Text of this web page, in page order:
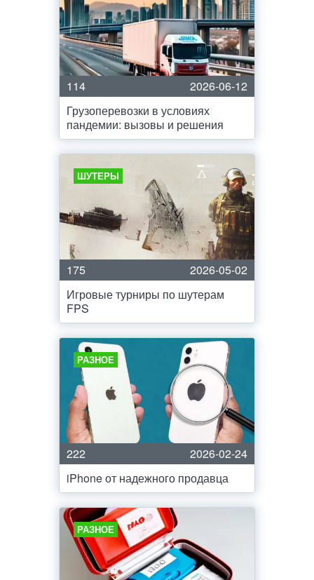
114
2026-06-12
Грузоперевозки в условиях
пандемии: вызовы и решения
ШУТЕРЫ
175
2026-05-02
Игровые турниры по шутерам
FPS
РАЗНОЕ
222
2026-02-24
iPhone от надежного продавца
РАЗНОЕ